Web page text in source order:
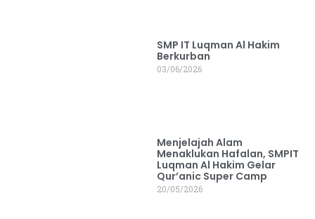
SMP IT Luqman Al Hakim
Berkurban
03/06/2026
Menjelajah Alam
Menaklukan Hafalan, SMPIT
Luqman Al Hakim Gelar
Qur’anic Super Camp
20/05/2026